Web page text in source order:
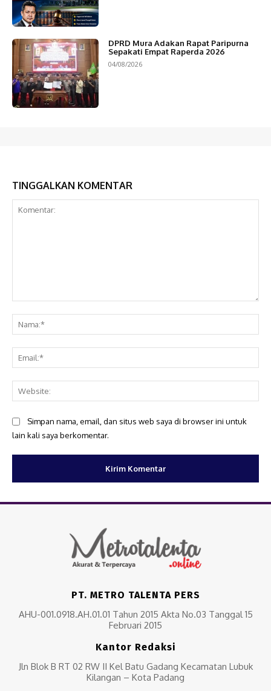
DPRD Mura Adakan Rapat Paripurna
Sepakati Empat Raperda 2026
04/08/2026
TINGGALKAN KOMENTAR
Simpan nama, email, dan situs web saya di browser ini untuk
lain kali saya berkomentar.
PT. METRO TALENTA PERS
AHU-001.0918.AH.01.01 Tahun 2015 Akta No.03 Tanggal 15
Februari 2015
Kantor Redaksi
Jln Blok B RT 02 RW II Kel Batu Gadang Kecamatan Lubuk
Kilangan – Kota Padang